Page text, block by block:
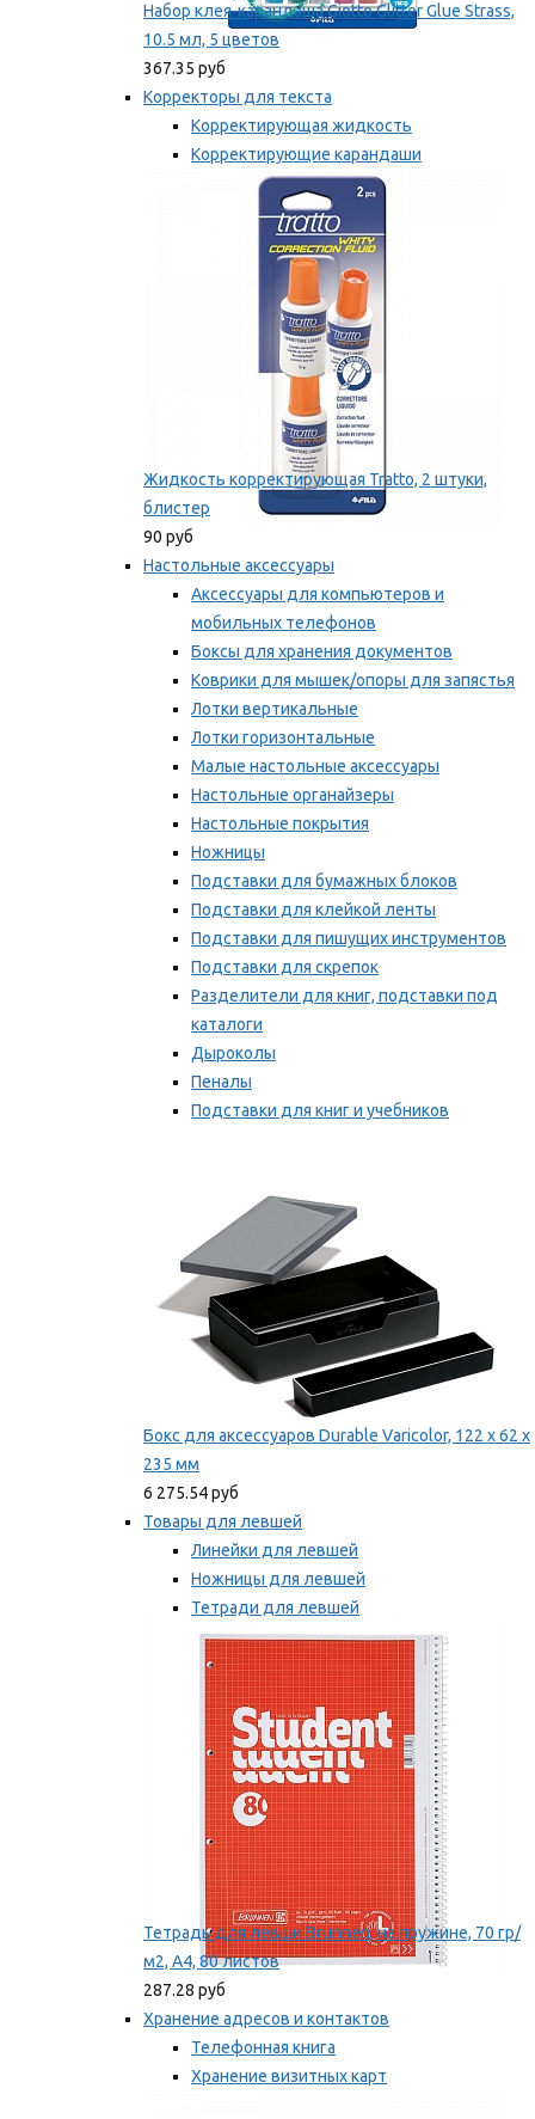
Набор клея-карандаша Giotto Glitter Glue Strass,
10.5 мл, 5 цветов
367.35 руб
Корректоры для текста
Корректирующая жидкость
Корректирующие карандаши
Корректирующие ленты
Мы рекомендуем
Жидкость корректирующая Tratto, 2 штуки,
блистер
90 руб
Настольные аксессуары
Аксессуары для компьютеров и
мобильных телефонов
Боксы для хранения документов
Коврики для мышек/опоры для запястья
Лотки вертикальные
Лотки горизонтальные
Малые настольные аксессуары
Настольные органайзеры
Настольные покрытия
Ножницы
Подставки для бумажных блоков
Подставки для клейкой ленты
Подставки для пишущих инструментов
Подставки для скрепок
Разделители для книг, подставки под
каталоги
Дыроколы
Пеналы
Подставки для книг и учебников
Бокс для аксессуаров Durable Varicolor, 122 x 62 x
235 мм
6 275.54 руб
Товары для левшей
Линейки для левшей
Ножницы для левшей
Тетради для левшей
Точилки для левшей
Мы рекомендуем
Тетрадь для левши Brunnen, на пружине, 70 гр/
м2, А4, 80 листов
287.28 руб
Хранение адресов и контактов
Телефонная книга
Хранение визитных карт